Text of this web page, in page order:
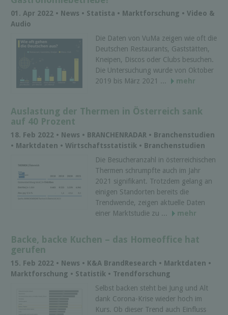
01. Apr 2022 • News • Statista • Marktforschung • Video &
Audio
Die Daten von VuMa zeigen wie oft die
Deutschen Restaurants, Gaststätten,
Kneipen, Discos oder Clubs besuchen.
Die Untersuchung wurde von Oktober
2019 bis März 2021 ...
mehr
Auslastung der Thermen in Österreich sank
auf 40 Prozent
18. Feb 2022 • News • BRANCHENRADAR • Branchenstudien
• Marktdaten • Wirtschaftsstatistik • Branchenstudien
Die Besucheranzahl in österreichischen
Thermen schrumpfte auch im Jahr
2021 signifikant. Trotzdem gelang an
einigen Standorten bereits die
Trendwende, zeigen aktuelle Daten
einer Marktstudie zu ...
mehr
Backe, backe Kuchen – das Homeoffice hat
gerufen
15. Feb 2022 • News • K&A BrandResearch • Marktdaten •
Marktforschung • Statistik • Trendforschung
Selbst backen steht bei Jung und Alt
dank Corona-Krise wieder hoch im
Kurs. Ob dieser Trend auch Einfluss